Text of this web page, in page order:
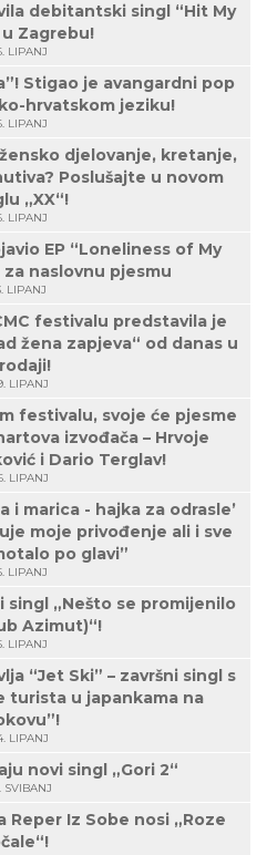
debitantski singl “Hit My
u Zagrebu!
LIPANJ
Stigao je avangardni pop
hrvatskom jeziku!
LIPANJ
djelovanje, kretanje,
Poslušajte u novom
„XX“!
LIPANJ
EP “Loneliness of My
naslovnu pjesmu
LIPANJ
festivalu predstavila je
žena zapjeva“ od danas u
LIPANJ
festivalu, svoje će pjesme
izvođača – Hrvoje
i Dario Terglav!
LIPANJ
i marica - hajka za odrasle’
moje privođenje ali i sve
po glavi”
LIPANJ
„Nešto se promijenilo
Azimut)“!
LIPANJ
“Jet Ski” – završni singl s
turista u japankama na
LIPANJ
novi singl „Gori 2“
SVIBANJ
Reper Iz Sobe nosi „Roze